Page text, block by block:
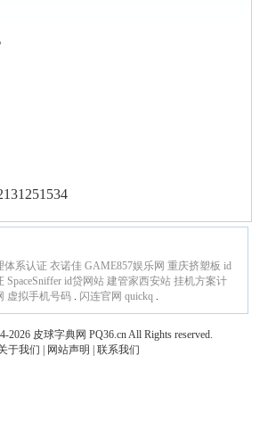
体系认证 衣诺佳 GAME857娱乐网 重庆挤塑板 id
SpaceSniffer id贷网站 建管家西安站 挂机方案计
虚拟手机号码 . 闪连官网 quickq .
2026 皮球字典网 PQ36.cnAll Rights reserved.
于我们
网站声明 联系我们